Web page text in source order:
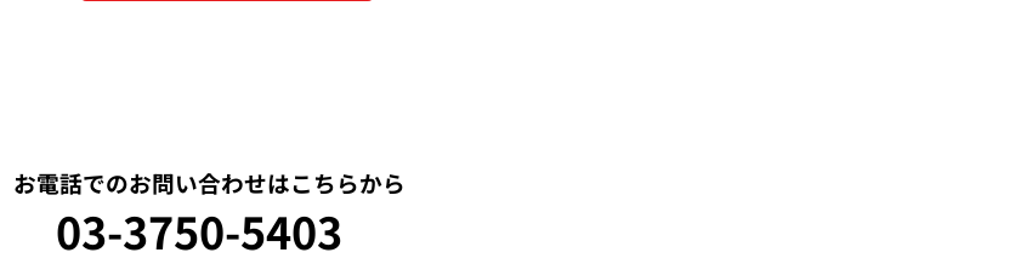
お電話でのお問い合わせはこちらから
03-3750-5403